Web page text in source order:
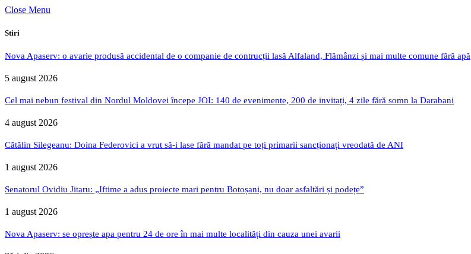
Close Menu
Stiri
Nova Apaserv: o avarie produsă accidental de o companie de contrucții lasă Alfaland, Flămânzi și mai multe comune fără apă
5 august 2026
Cel mai nebun festival din Nordul Moldovei începe JOI: 140 de evenimente, 200 de invitați, 4 zile fără somn la Darabani
4 august 2026
Cătălin Silegeanu: Doina Federovici a vrut să-i lase fără mandat pe toți primarii sancționați vreodată de ANI
1 august 2026
Senatorul Ovidiu Jitaru: „Iftime a adus proiecte mari pentru Botoșani, nu doar asfaltări și podețe”
1 august 2026
Nova Apaserv: se oprește apa pentru 24 de ore în mai multe localități din cauza unei avarii